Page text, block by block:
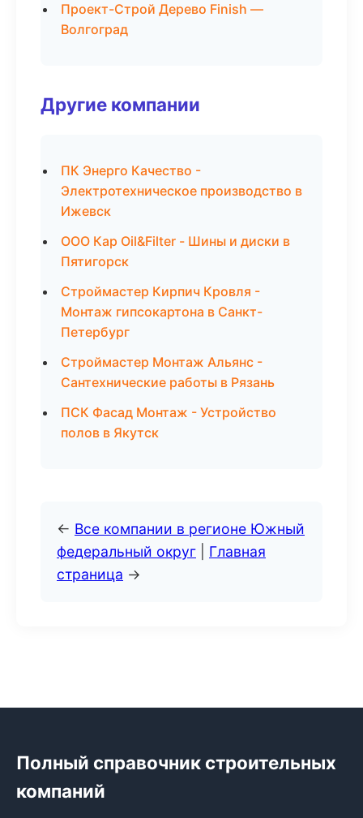
Проект-Строй Дерево Finish —
Волгоград
Другие компании
ПК Энерго Качество -
Электротехническое производство в
Ижевск
ООО Кар Oil&Filter - Шины и диски в
Пятигорск
Строймастер Кирпич Кровля -
Монтаж гипсокартона в Санкт-
Петербург
Строймастер Монтаж Альянс -
Сантехнические работы в Рязань
ПСК Фасад Монтаж - Устройство
полов в Якутск
← Все компании в регионе Южный
федеральный округ
Главная
страница →
Полный справочник строительных
компаний